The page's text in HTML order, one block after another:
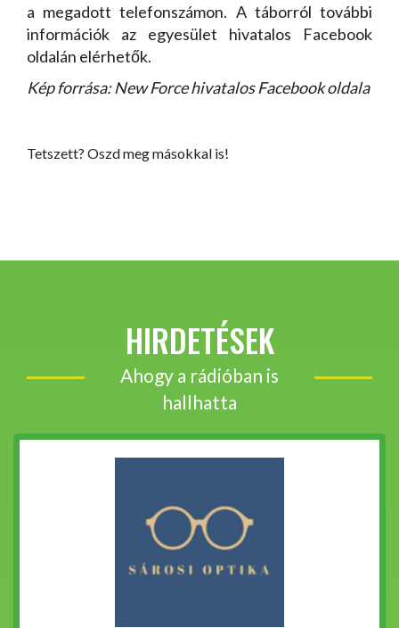
a megadott telefonszámon. A táborról további
információk az egyesület hivatalos Facebook
oldalán elérhetők.
Kép forrása: New Force hivatalos Facebook oldala
Tetszett? Oszd meg másokkal is!
HIRDETÉSEK
Ahogy a rádióban is
hallhatta